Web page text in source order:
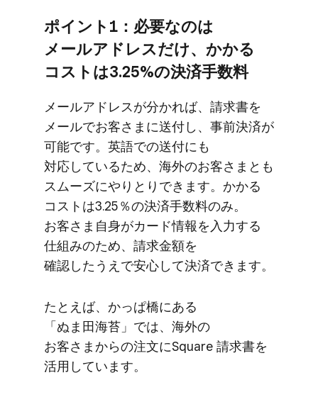
ポイント1：必要なのは​
メールアドレスだけ、​かかる​
コストは​3.25%の​決済手数料
メールアドレスが​分かれば、​請求書を​
メールで​お客さまに​送付し、​事前決済が​
可能です。​英語での​送付にも​
対応している​ため、​海外の​お客さまとも​
スムーズに​やりとりできます。​かかる​
コストは​3.25％の​決済手数料のみ。​
お客さま​自身が​カード情報を​入力する​
仕組みの​ため、​請求金額を​
確認したうえで​安心して​決済できます。
た​とえば、​かっぱ橋に​ある​
「ぬま田海苔」では、​海外の​
お客さまからの​注文に​Square 請求書を​
活用しています。